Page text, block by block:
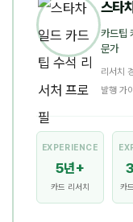
스타
카드팁
문가
리서치
발행 가
EXPERIENCE
5년+
카드 리서치 카